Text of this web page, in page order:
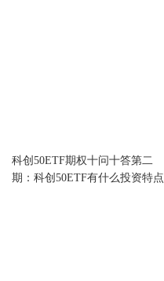
科创50ETF期权十问十答第二
期：科创50ETF有什么投资特点